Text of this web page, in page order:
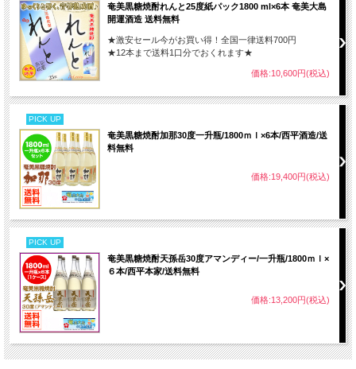
奄美黒糖焼酎れんと25度紙パック1800 ml×6本 奄美大島
開運酒造 送料無料
★激安セール今がお買い得！全国一律送料700円
★12本まで送料1口分でおくれます★
価格:10,600円(税込)
PICK UP
奄美黒糖焼酎加那30度一升瓶/1800ｍｌ×6本/西平酒造/送
料無料
価格:19,400円(税込)
PICK UP
奄美黒糖焼酎天孫岳30度アマンディー/一升瓶/1800ｍｌ×
６本/西平本家/送料無料
価格:13,200円(税込)